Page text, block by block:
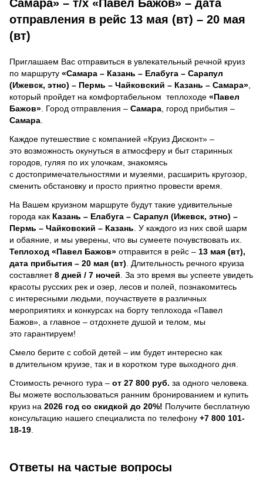
Самара» – т/х «Павел Бажов» – дата
отправления в рейс 13 мая (вт) – 20 мая
(вт)
Приглашаем Вас отправиться в увлекательный речной круиз
по маршруту «Самара – Казань – Елабуга – Сарапул
(Ижевск, этно) – Пермь – Чайковский – Казань – Самара»
который пройдет на комфортабельном теплоходе «Павел
Бажов» . Город отправления – Самара , город прибытия –
Самара
Каждое путешествие с компанией «Круиз Дисконт» –
это возможность окунуться в атмосферу и быт старинных
городов, гуляя по их улочкам, знакомясь
с достопримечательностями и музеями, расширить кругозор,
сменить обстановку и просто приятно провести время.
На Вашем круизном маршруте будут такие удивительные
города как Казань – Елабуга – Сарапул (Ижевск, этно) –
Пермь – Чайковский – Казань . У каждого из них свой шарм
и обаяние, и мы уверены, что вы сумеете почувствовать их.
Теплоход «Павел Бажов» отправится в рейс – 13 мая (вт),
дата прибытия – 20 мая (вт) . Длительность речного круиза
составляет8 дней / 7 ночей За это время вы успеете увидеть
красоты русских рек и озер, лесов и полей, познакомитесь
с интересными людьми, поучаствуете в различных
мероприятиях и конкурсах на борту теплохода «Павел
Бажов», а главное – отдохнете душой и телом, мы
это гарантируем!
Смело берите с собой детей – им будет интересно как
в длительном круизе, так и в коротком туре выходного дня.
Стоимость речного тура – от 27 800 руб. за одного человека.
Вы можете воспользоваться ранним бронированием и купить
круиз на 2026 год со скидкой до 20%! Получите бесплатную
консультацию нашего специалиста по телефону +7 800 101-
18-19
Ответы на частые вопросы